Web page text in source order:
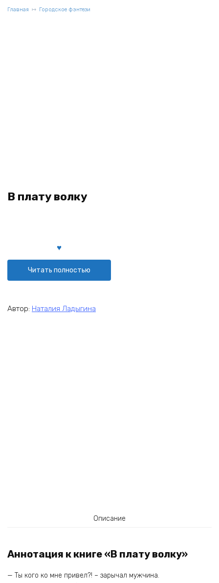
Главная Городское фэнтези
В плату волку
Читать полностью
Автор: Наталия Ладыгина
Описание
Аннотация к книге «В плату волку»
— Ты кого ко мне привел?! – зарычал мужчина.